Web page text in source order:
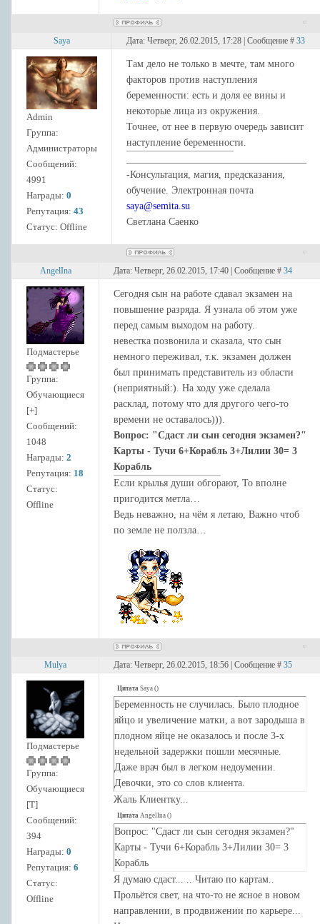
Saya Дата: Четверг, 26.02.2015, 17:28 | Сообщение # 33
Admin
Группа:
Администраторы
Сообщений:
4991
Награды: 0
Репутация: 43
Статус: Offline
Там дело не только в мечте, там много
факторов против наступления
беременности: есть и доля ее вины и
некоторые лица из окружения.
Точнее, от нее в первую очередь зависит
наступление беременности.
-Консультация, магия, предсказания,
обучение. Электронная почта
saya@semita.su
Светлана Саенко
AngelIna Дата: Четверг, 26.02.2015, 17:40 | Сообщение # 34
Подмастерье
Группа:
Обучающиеся
[+]
Сообщений:
1048
Награды: 2
Репутация: 18
Статус:
Offline
Сегодня сын на работе сдавал экзамен на
повышение разряда. Я узнала об этом уже
перед самым выходом на работу.
невестка позвонила и сказала, что сын
немного переживал, т.к. экзамен должен
был принимать представитель из области
(неприятный:). На ходу уже сделала
расклад, потому что для другого чего-то
времени не оставалось))).
Вопрос: "Сдаст ли сын сегодня экзамен?"
Карты - Тучи 6+Корабль 3+Лилии 30= 3
Корабль
Если крылья души обгорают, То вполне
пригодится метла…
Ведь неважно, на чём я летаю, Важно чтоб
по земле не ползла…
Mulya Дата: Четверг, 26.02.2015, 18:56 | Сообщение # 35
Подмастерье
Группа:
Обучающиеся
[Т]
Сообщений:
394
Награды: 0
Репутация: 6
Статус:
Offline
Цитата Saya ()
Беременность не случилась. Было плодное
яйцо и увеличение матки, а вот зародыша в
плодном яйце не оказалось и после 3-х
недельной задержки пошли месячные.
Даже врач был в легком недоумении.
Девочки, это со слов клиента.
Жаль Клиентку...
Цитата AngelIna ()
Вопрос: "Сдаст ли сын сегодня экзамен?"
Карты - Тучи 6+Корабль 3+Лилии 30= 3
Корабль
Я думаю сдаст... .. Читаю по картам..
Прольётся свет, на что-то не ясное в новом
направлении, в продвижении по карьере...